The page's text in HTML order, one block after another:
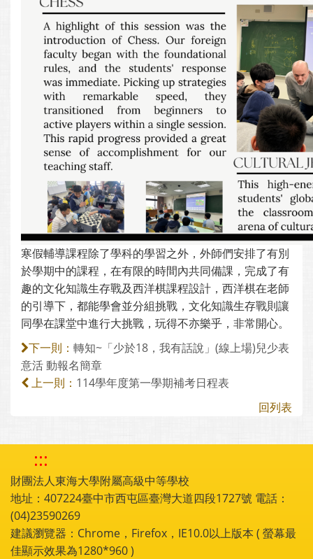
寒假輔導課程除了學科的學習之外，外師們安排了有別
於學期中的課程，在有限的時間內共同備課，完成了有
趣的文化知識生存戰及西洋棋課程設計，西洋棋在老師
的引導下，都能學會並分組挑戰，文化知識生存戰則讓
同學在課堂中進行大挑戰，玩得不亦樂乎，非常開心。
下一則： 轉知~「少於18，我有話說」(線上場)兒少表
意活 動報名簡章
上一則： 114學年度第一學期補考日程表
回列表
:::
財團法人東海大學附屬高級中等學校
地址：407224臺中市西屯區臺灣大道四段1727號 電話：
(04)23590269
建議瀏覽器：Chrome，Firefox，IE10.0以上版本 ( 螢幕最
佳顯示效果為1280*960 )